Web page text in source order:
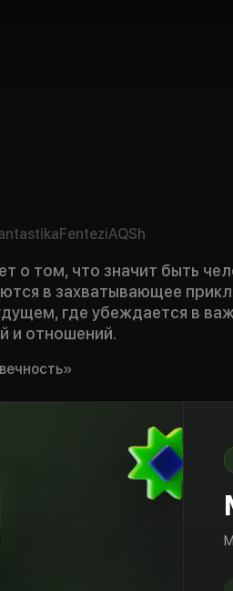
FenteziAQSh
о том, что значит быть
в захватывающее
где убеждается в
и отношений.